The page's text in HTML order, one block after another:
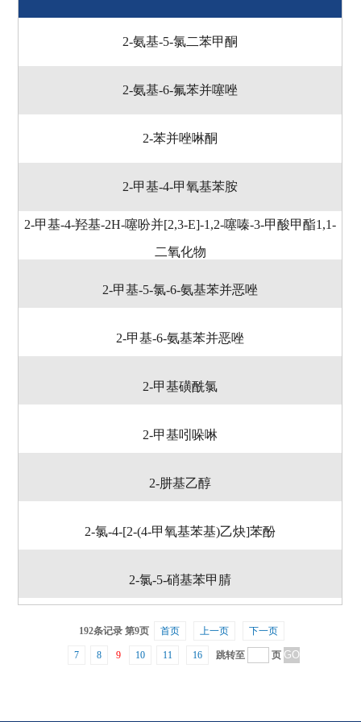
2-氨基-5-氯二苯甲酮
2-氨基-6-氟苯并噻唑
2-苯并唑啉酮
2-甲基-4-甲氧基苯胺
2-甲基-4-羟基-2H-噻吩并[2,3-E]-1,2-噻嗪-3-甲酸甲酯1,1-
二氧化物
2-甲基-5-氯-6-氨基苯并恶唑
2-甲基-6-氨基苯并恶唑
2-甲基磺酰氯
2-甲基吲哚啉
2-肼基乙醇
2-氯-4-[2-(4-甲氧基苯基)乙炔]苯酚
2-氯-5-硝基苯甲腈
192条记录 第9页 首页 上一页 下一页
7 8 9 10 11 16 跳转至 页